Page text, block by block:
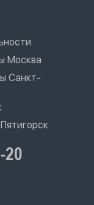
Москва
Санкт-
20